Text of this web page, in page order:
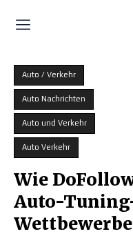
Auto / Verkehr
Auto Nachrichten
Auto und Verkehr
Auto Verkehr
Wie
Auto-